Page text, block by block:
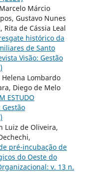
Márcio
Gustavo Nunes
de Cássia Leal
histórico da
de Santo
Visão: Gestão
Lombardo
Diego de Melo
ESTUDO
Gestão
Luiz de Oliveira,
pré-incubação de
do Oeste do
v. 13 n.